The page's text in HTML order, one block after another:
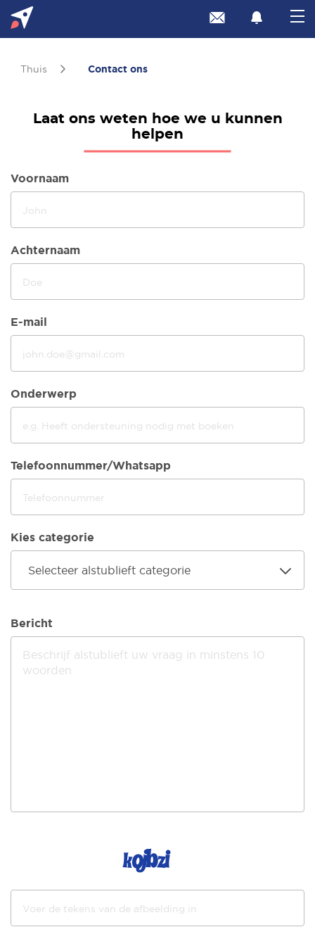
Thuis Contact ons
Laat ons weten hoe we u kunnen
helpen
Voornaam
Achternaam
E-mail
Onderwerp
Telefoonnummer/Whatsapp
Kies categorie
Selecteer alstublieft categorie
Bericht